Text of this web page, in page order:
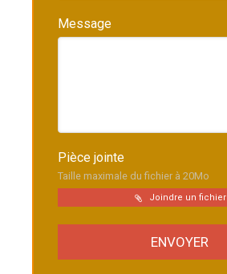
Message
Pièce jointe
Taille maximale du fichier à 20Mo
Joindre un fichier
ENVOYER